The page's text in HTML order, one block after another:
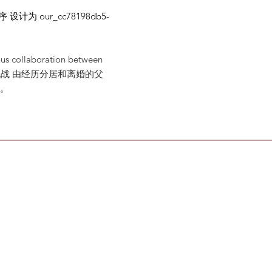
设计为 our_cc78198db5-
collaboration between
由经历分居和离婚的父